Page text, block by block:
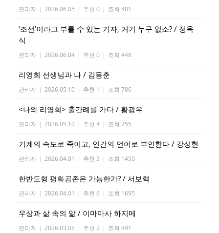
관리자 | 2026.06.05 | 추천 0 | 조회 481
‘조선’이라고 부를 수 있는 기자, 거기 누구 없소? / 정욱
식
관리자 | 2026.06.04 | 추천 0 | 조회 448
리영희 선생님과 나 / 김동춘
관리자 | 2026.05.10 | 추천 1 | 조회 786
<나와 리영희> 출간례를 가다 / 황광우
관리자 | 2026.05.10 | 추천 4 | 조회 755
기계의 속도로 죽이고, 인간의 언어로 부인한다 / 강성현
관리자 | 2026.04.01 | 추천 3 | 조회 1450
한반도형 평화공존은 가능한가? / 서보혁
관리자 | 2026.04.01 | 추천 6 | 조회 1695
우상과 삶 속의 앎 / 이마마사 하지메
관리자 | 2026.03.05 | 추천 2 | 조회 891